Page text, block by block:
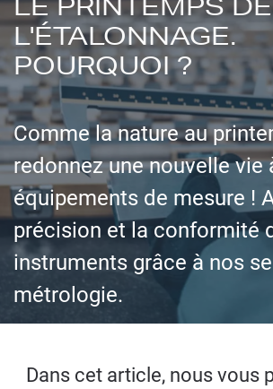
LE PRINTEMPS DE
L'ÉTALONNAGE.
POURQUOI ?
Comme la nature au
redonnez une nouvelle vie
équipements de mesure !
précision et la conformité
instruments grâce à nos
métrologie.
Dans cet article, nous vous